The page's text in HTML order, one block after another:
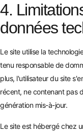
4.
données
Le site utilise la
tenu responsable de
plus, l'utilisateur du site
récent, ne contenant pas
génération mis-à-jour.
Le site est hébergé chez